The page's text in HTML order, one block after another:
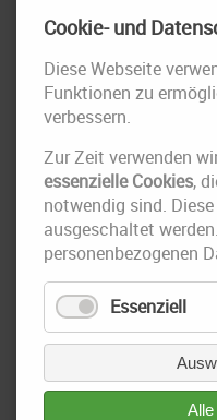
Unser Büroleiter Herr Buder
Lindauer JT Seminar zum
Zukunftsfähige
11. März 2016
5. Wirtschaftstag im
Auch in diesem Jahr nahm
Landkreis Meißen am 10.
teil.
Cookie- und
Diese Webseite
Funktionen zu
verbessern.
Zur Zeit verwenden
essenzielle Cookies,
notwendig sind.
ausgeschaltet
personenbezogenen
Essenziell